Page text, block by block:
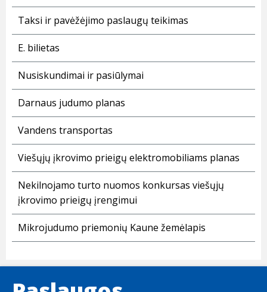
Taksi ir pavėžėjimo paslaugų teikimas
E. bilietas
Nusiskundimai ir pasiūlymai
Darnaus judumo planas
Vandens transportas
Viešųjų įkrovimo prieigų elektromobiliams planas
Nekilnojamo turto nuomos konkursas viešųjų
įkrovimo prieigų įrengimui
Mikrojudumo priemonių Kaune žemėlapis